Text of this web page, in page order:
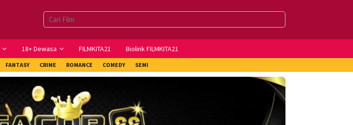
18+ Dewasa FILMKITA21 Biolink FILMKITA21
FANTASY CRIME ROMANCE COMEDY SEMI